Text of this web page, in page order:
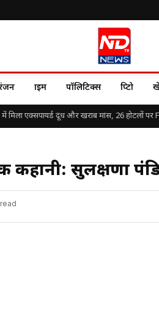
क्राइम पॉलिटिक्स क्रिप्टो
एक्सपायर्ड दूध और खराब मांस, 26 होटलों पर
कहानी: सुलक्षणा